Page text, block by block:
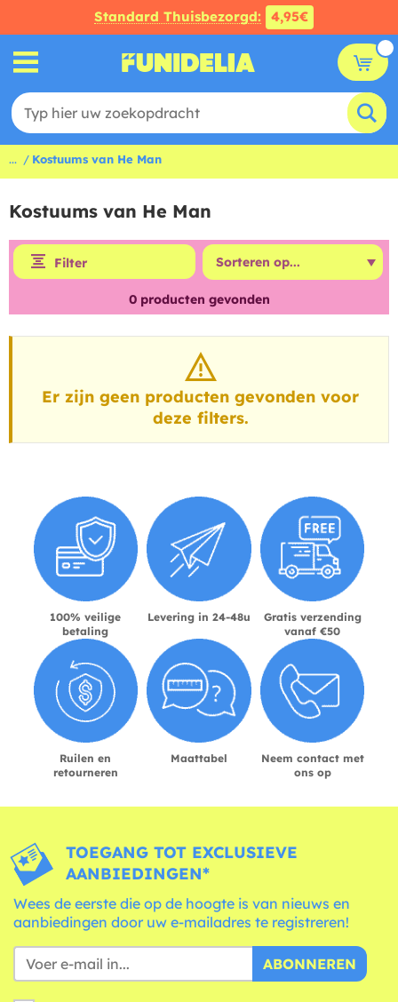
Standard Thuisbezorgd: 4,95€
... Kostuums van He Man
Kostuums van He Man
Filter
0producten gevonden
Er zijn geen producten gevonden voor
deze filters.
100% veilige
betaling
Levering in 24-48u
Gratis verzending
vanaf €50
Ruilen en
retourneren
Maattabel
Neem contact met
ons op
TOEGANG TOT EXCLUSIEVE
AANBIEDINGEN*
Wees de eerste die op de hoogte is van nieuws en
aanbiedingen door uw e-mailadres te registreren!
ABONNEREN